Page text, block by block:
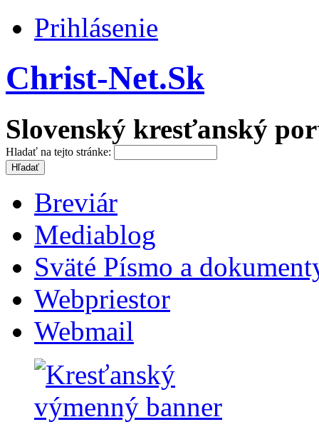
Prihlásenie
Christ-Net.Sk
Slovenský kresťanský
Hladať na tejto stránke:
Breviár
Mediablog
Sväté Písmo a
Webpriestor
Webmail